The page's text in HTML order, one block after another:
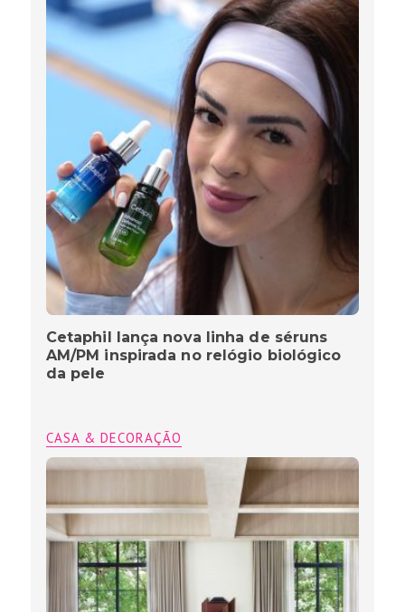
Cetaphil lança nova linha de séruns
AM/PM inspirada no relógio biológico
da pele
CASA & DECORAÇÃO